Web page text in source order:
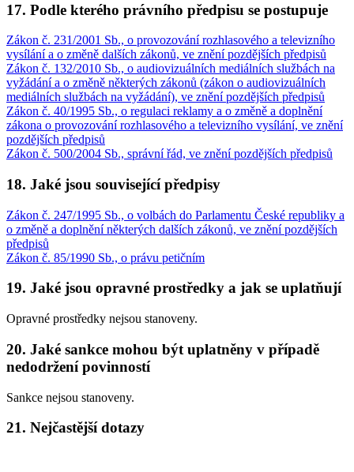
17. Podle kterého právního předpisu se postupuje
Zákon č. 231/2001 Sb., o provozování rozhlasového a televizního
vysílání a o změně dalších zákonů, ve znění pozdějších předpisů
Zákon č. 132/2010 Sb., o audiovizuálních mediálních službách na
vyžádání a o změně některých zákonů (zákon o audiovizuálních
mediálních službách na vyžádání), ve znění pozdějších předpisů
Zákon č. 40/1995 Sb., o regulaci reklamy a o změně a doplnění
zákona o provozování rozhlasového a televizního vysílání, ve znění
pozdějších předpisů
Zákon č. 500/2004 Sb., správní řád, ve znění pozdějších předpisů
18. Jaké jsou související předpisy
Zákon č. 247/1995 Sb., o volbách do Parlamentu České republiky a
o změně a doplnění některých dalších zákonů, ve znění pozdějších
předpisů
Zákon č. 85/1990 Sb., o právu petičním
19. Jaké jsou opravné prostředky a jak se uplatňují
Opravné prostředky nejsou stanoveny.
20. Jaké sankce mohou být uplatněny v případě
nedodržení povinností
Sankce nejsou stanoveny.
21. Nejčastější dotazy